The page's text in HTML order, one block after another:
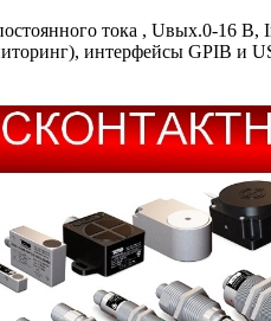
тока , Uвых.0-16
интерфейсы GPIB и